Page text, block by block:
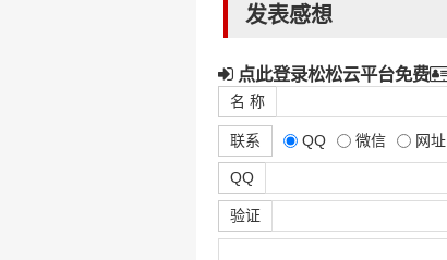
发表感想
点此登录松松云平台免费
名 称
联系 QQ 微信 网址
QQ
验证